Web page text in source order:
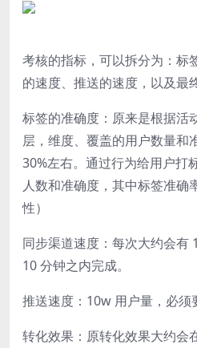
考核的指标，可以拆分为：标
的速度、推送的速度，以及最
标签的准确度 ：原来是根据活
层，维度、覆盖的用户数量和
30%左右。通过行为给用户打
人数和准确度，其中标签准确
性）
同步渠道速度：每次大约会有
10 分钟之内完成。
推送速度：10w 用户量，必须
转化效果：原转化效果大约会